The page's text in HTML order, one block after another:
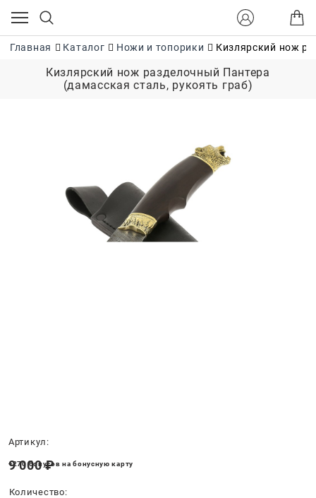
Главная Каталог Ножи и топорики Кизлярский нож
Кизлярский нож разделочный Пантера
(дамасская сталь, рукоять граб)
Артикул:
9 000 ₽
+270 бонусов на бонусную карту
Количество: